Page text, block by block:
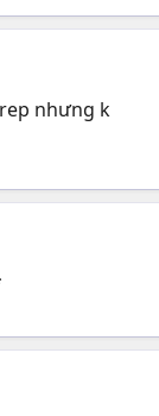
nhưng k